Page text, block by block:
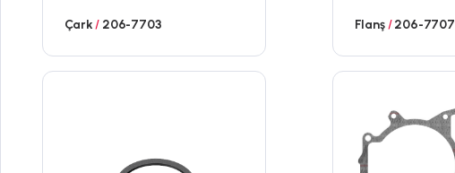
Çark/ 206-7703 Flanş/206-7707